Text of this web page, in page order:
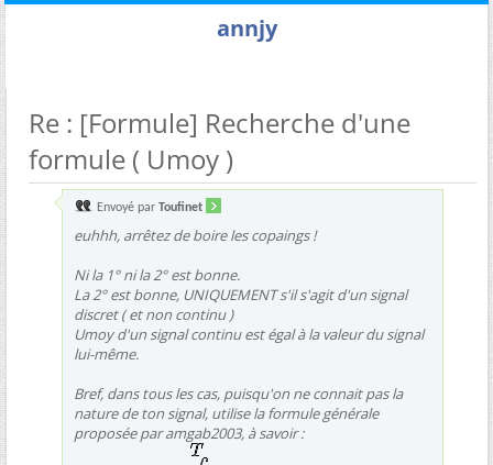
annjy
Re : [Formule] Recherche d'une
formule ( Umoy )
Envoyé par Toufinet
euhhh, arrêtez de boire les copaings !
Ni la 1° ni la 2° est bonne.
La 2° est bonne, UNIQUEMENT s'il s'agit d'un signal
discret ( et non continu )
Umoy d'un signal continu est égal à la valeur du signal
lui-même.
Bref, dans tous les cas, puisqu'on ne connait pas la
nature de ton signal, utilise la formule générale
proposée par amgab2003, à savoir :